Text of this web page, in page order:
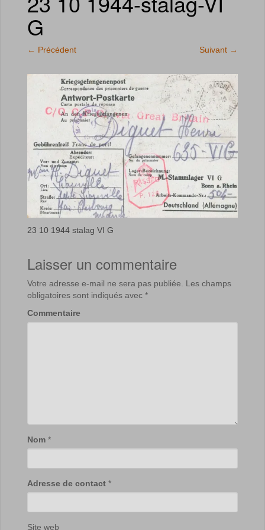
G
← Précédent Suivant →
23 10 1944 stalag VI G
Laisser un commentaire
Votre adresse e-mail ne sera pas publiée. Les champs
obligatoires sont indiqués avec *
Commentaire
Nom *
Adresse de contact *
Site web